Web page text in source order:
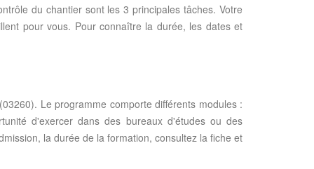
du chantier sont les 3 principales tâches. Votre
pour vous. Pour connaître la durée, les dates et
Le programme comporte différents modules :
d'exercer dans des bureaux d'études ou des
la durée de la formation, consultez la fiche et